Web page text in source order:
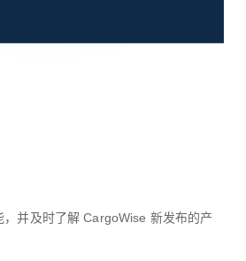
并及时了解 CargoWise 新发布的产